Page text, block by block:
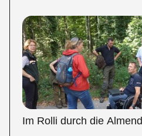
Im Rolli durch die Almend